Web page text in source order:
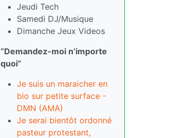
Jeudi Tech
Samedi DJ/Musique
Dimanche Jeux Videos
“Demandez-moi n’importe
quoi”
Je suis un maraicher en
bio sur petite surface -
DMN (AMA)
Je serai bientôt ordonné
pasteur protestant,